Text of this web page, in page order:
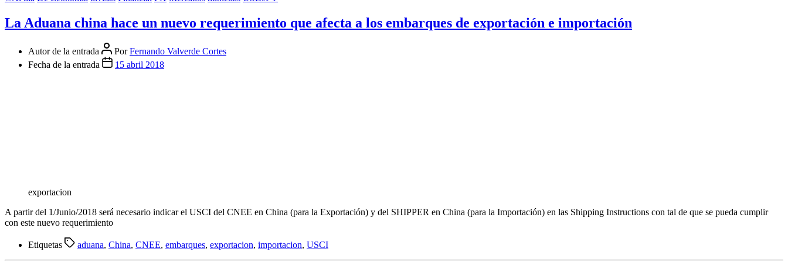
La Aduana china hace un nuevo requerimiento que afecta a los embarques de exportación e importación
Autor de la entrada PorFernando Valverde Cortes
Fecha de la entrada
15 abril 2018
exportacion
A partir del 1/Junio/2018 será necesario indicar el USCI del CNEE en China (para la Exportación) y del SHIPPER en China (para la Importación) en las Shipping Instructions con tal de que se pueda cumplir
con este nuevo requerimiento
Etiquetas aduana, China, CNEE, embarques, exportacion, importacion, USCI